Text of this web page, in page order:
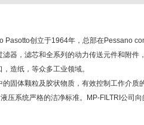
Pasotto创立于1964年，总部在Pessano
器，滤芯和全系列的动力传送元件和附
造纸，等众多工业领域。
固体颗粒及胶状物质，有效控制工作介质
压系统严格的洁净标准。MP-FILTRI公司